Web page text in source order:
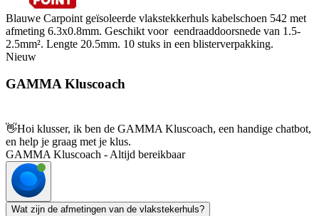
Blauwe Carpoint geïsoleerde vlakstekkerhuls kabelschoen 542 met
afmeting 6.3x0.8mm. Geschikt voor eendraaddoorsnede van 1.5-
2.5mm². Lengte 20.5mm. 10 stuks in een blisterverpakking.
Nieuw
GAMMA Kluscoach
👋Hoi klusser, ik ben de GAMMA Kluscoach, een handige chatbot,
en help je graag met je klus.
GAMMA Kluscoach - Altijd bereikbaar
Wat zijn de afmetingen van de vlakstekerhuls?